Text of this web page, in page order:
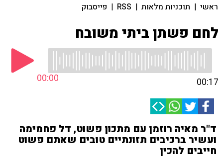
ראשי | תוכניות מלאות |
RSS
| פייסבוק
לחם פשתן ביתי משובח
00:00 00:17
ד"ר מאיה רוזמן עם מתכון פשוט, דל פחמימה
ועשיר ברכיבים תזונתיים טובים שאתם פשוט
חייבים להכין